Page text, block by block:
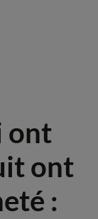
ont
ont
: